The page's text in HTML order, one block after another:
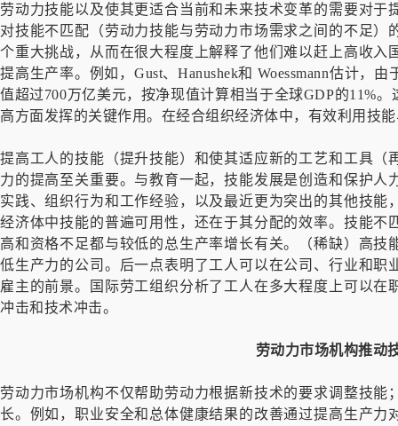
劳动力技能以及使其更适合当前和未来技术变革的需要对
对技能不匹配（劳动力技能与劳动力市场需求之间的不足
个重大挑战，从而在很大程度上解释了他们难以赶上高收
提高生产率。例如，Gust、Hanushek和 Woessmann估计，
值超过700万亿美元，按净现值计算相当于全球GDP的11%
高方面发挥的关键作用。在经合组织经济体中，有效利用技
提高工人的技能（提升技能）和使其适应新的工艺和工具
力的提高至关重要。与教育一起，技能发展是创造和保护
实践、组织行为和工作经验，以及最近更为突出的其他技
经济体中技能的普遍可用性，还在于其分配的效率。技能
高和资格不足都与较低的总生产率增长有关。（稀缺）高
低生产力的公司。后一点表明了工人可以在公司、行业和
雇主的前景。国际劳工组织分析了工人在多大程度上可以
冲击和技术冲击。
劳动力市场机构推动
劳动力市场机构不仅帮助劳动力根据新技术的要求调整技
长。例如，职业安全和总体健康结果的改善通过提高生产